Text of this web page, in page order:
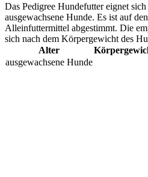
Das Pedigree Hundefutter eignet
ausgewachsene Hunde. Es ist auf
Alleinfuttermittel abgestimmt. Die
sich nach dem Körpergewicht des
Alter
ausgewachsene Hunde